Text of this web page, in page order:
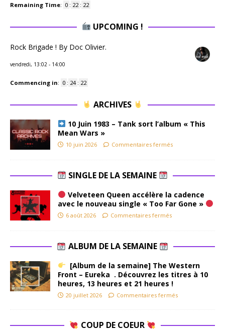
Remaining Time: 0 : 22 : 21
UPCOMING !
Rock Brigade ! By Doc Olivier.
vendredi, 13:02 - 14:00
Commencing in: 0 : 24 : 21
ARCHIVES
10 Juin 1983 – Tank sort l’album « This
Mean Wars »
10 juin 2026 Commentaires fermés
SINGLE DE LA SEMAINE
Velveteen Queen accélère la cadence
avec le nouveau single « Too Far Gone »
6 août 2026 Commentaires fermés
ALBUM DE LA SEMAINE
[Album de la semaine] The Western
Front – Eureka . Découvrez les titres à 10
heures, 13 heures et 21 heures !
20 juillet 2026 Commentaires fermés
COUP DE COEUR